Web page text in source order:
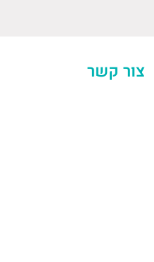
צור קשר